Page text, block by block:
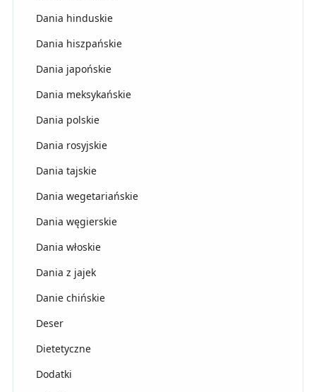
Dania hinduskie
Dania hiszpańskie
Dania japońskie
Dania meksykańskie
Dania polskie
Dania rosyjskie
Dania tajskie
Dania wegetariańskie
Dania węgierskie
Dania włoskie
Dania z jajek
Danie chińskie
Deser
Dietetyczne
Dodatki